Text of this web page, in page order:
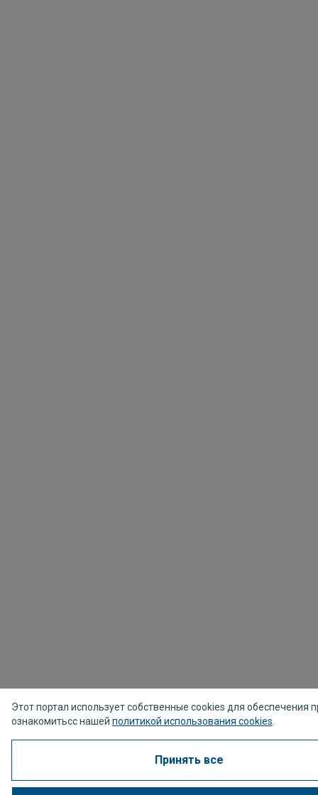
Этот портал использует собственные cookies для
ознакомитьсс нашей политикой использования cookies
Принять все